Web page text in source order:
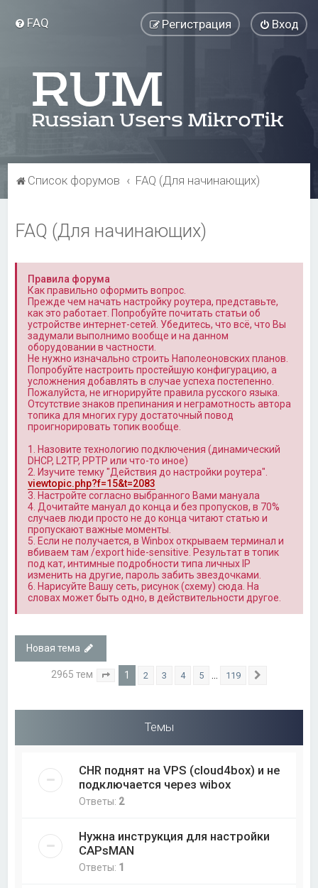
FAQ Вход
Регистрация
Список форумов FAQ (Для начинающих)
FAQ (Для начинающих)
Правила форума
Как правильно оформить вопрос.
Прежде чем начать настройку роутера, представьте,
как это работает. Попробуйте почитать статьи об
устройстве интернет-сетей. Убедитесь, что всё, что Вы
задумали выполнимо вообще и на данном
оборудовании в частности.
Не нужно изначально строить Наполеоновских планов.
Попробуйте настроить простейшую конфигурацию, а
усложнения добавлять в случае успеха постепенно.
Пожалуйста, не игнорируйте правила русского языка.
Отсутствие знаков препинания и неграмотность автора
топика для многих гуру достаточный повод
проигнорировать топик вообще.
1. Назовите технологию подключения (динамический
DHCP, L2TP, PPTP или что-то иное)
2. Изучите темку "Действия до настройки роутера".
viewtopic.php?f=15&t=2083
3. Настройте согласно выбранного Вами мануала
4. Дочитайте мануал до конца и без пропусков, в 70%
случаев люди просто не до конца читают статью и
пропускают важные моменты.
5. Если не получается, в Winbox открываем терминал и
вбиваем там /export hide-sensitive. Результат в топик
под кат, интимные подробности типа личных IP
изменить на другие, пароль забить звездочками.
6. Нарисуйте Вашу сеть, рисунок (схему) сюда. На
словах может быть одно, в действительности другое.
Новая тема
2965 тем Страница из 119
1 2 3 4 5 119
Темы
CHR поднят на VPS (cloud4box) и не
подключается через wibox
Ответы: 2
Нужна инструкция для настройки
CAPsMAN
Ответы: 1